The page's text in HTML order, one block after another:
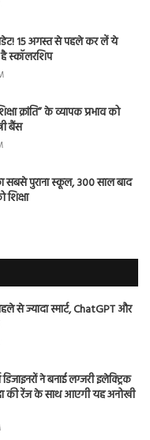
15 अगस्त से पहले कर लें ये
स्कॉलरशिप
क्रांति” के व्यापक प्रभाव को
बैंस
सबसे पुराना स्कूल, 300 साल बाद
शिक्षा
से ज्यादा स्मार्ट, ChatGPT और
ने बनाई लग्जरी इलेक्ट्रिक
की रेंज के साथ आएगी यह अनोखी